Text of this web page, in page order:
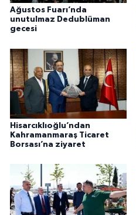
Ağustos Fuarı’nda
unutulmaz Dedublüman
gecesi
Hisarcıklıoğlu’ndan
Kahramanmaraş Ticaret
Borsası’na ziyaret